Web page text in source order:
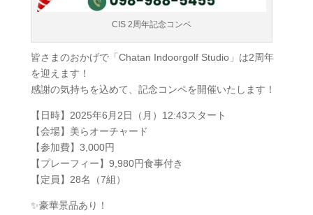
CIS 2周年記念コンペ
皆さまのおかげで「Chatan Indoorgolf Studio」は2周年
を迎えます！
感謝の気持ちを込めて、記念コンペを開催いたします！
【日時】2025年6月2日（月）12:43スタート
【会場】美らオーチャード
【参加費】3,000円
【プレーフィー】9,980円食事付き
【定員】28名（7組）
✨豪華景品あり！